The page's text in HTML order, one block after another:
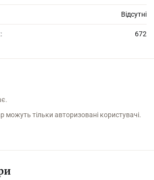
Відсутні
672
можуть тільки авторизовані користувачі.